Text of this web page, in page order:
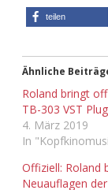
teilen
Ähnliche
Roland bringt
TB-303 VST
4. März 2019
In
Offiziell: Roland
Neuauflagen